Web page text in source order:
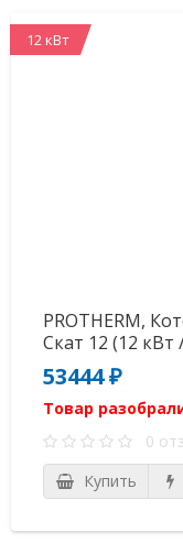
12 кВт
PROTHERM,
Скат 12 (12 кВт
53444 ₽
Товар
0
Купить